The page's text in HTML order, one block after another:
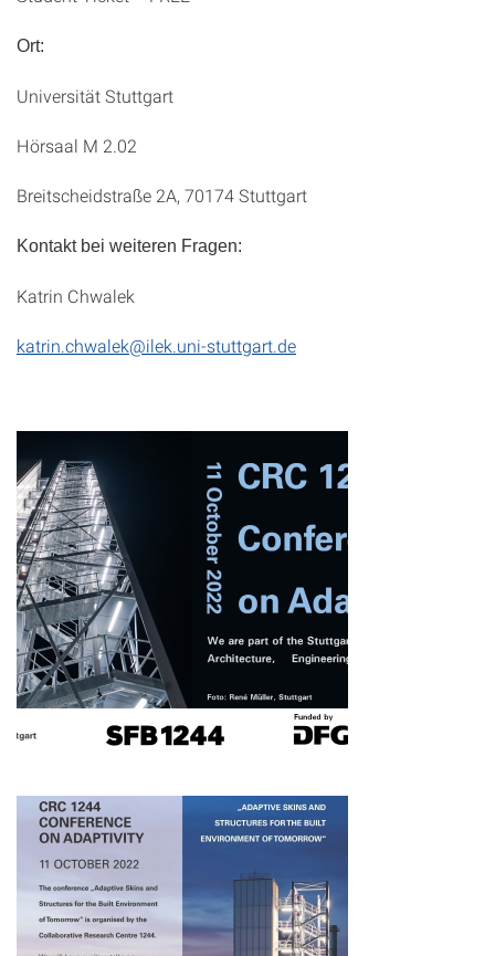
Ort:
Universität Stuttgart
Hörsaal M 2.02
Breitscheidstraße 2A, 70174 Stuttgart
Kontakt bei weiteren Fragen:
Katrin Chwalek
katrin.chwalek@ilek.uni-stuttgart.de